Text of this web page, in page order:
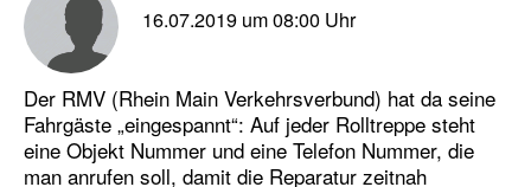
16.07.2019 um 08:00 Uhr
Der RMV (Rhein Main Verkehrsverbund) hat da seine
Fahrgäste „eingespannt“: Auf jeder Rolltreppe steht
eine Objekt Nummer und eine Telefon Nummer, die
man anrufen soll, damit die Reparatur zeitnah